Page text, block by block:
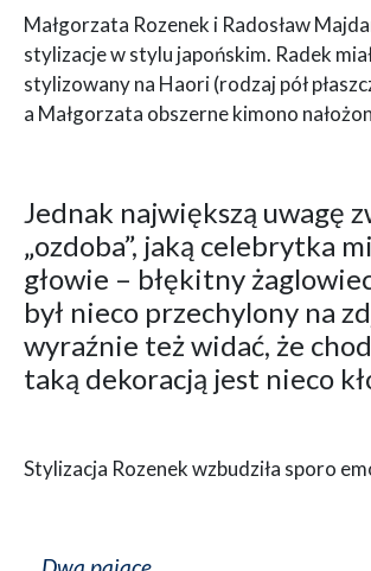
Małgorzata Rozenek i Radosław
stylizacje w stylu japońskim. Radek
stylizowany na Haori (rodzaj pół
a Małgorzata obszerne kimono
Jednak największą uwagę
„ozdoba”, jaką celebrytka
głowie – błękitny
był nieco przechylony na
wyraźnie też widać, że
taką dekoracją jest nieco
Stylizacja Rozenek wzbudziła sporo